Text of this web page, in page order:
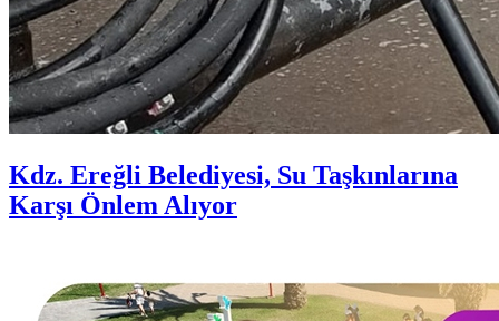
Kdz. Ereğli Belediyesi, Su Taşkınlarına
Karşı Önlem Alıyor